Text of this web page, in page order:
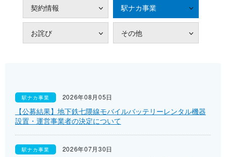
契約情報 駅ナカ事業
お詫び その他
駅ナカ事業 2026年08月05日
【公募結果】地下鉄七隈線モバイルバッテリーレンタル機器
設置・運営事業者の決定について
駅ナカ事業 2026年07月30日